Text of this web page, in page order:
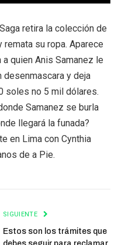
retira la colección de
su ropa. Aparece
quien Anis Samanez le
desenmascara y deja
soles no 5 mil dólares.
Samanez se burla
llegará la funada?
en Lima con Cynthia
de a Pie.
SIGUIENTE
Estos son los trámites que